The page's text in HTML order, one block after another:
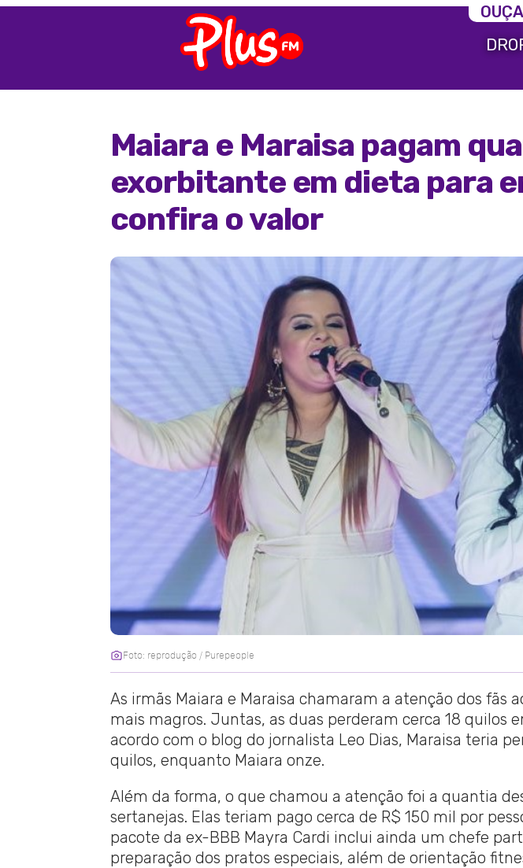
Maiara e Maraisa pagam
exorbitante em dieta para
confira o valor
Foto: reprodução / Purepeople
As irmãs Maiara e Maraisa chamaram a atenção dos fãs
mais magros. Juntas, as duas perderam cerca 18 quilos
acordo com o blog do jornalista Leo Dias, Maraisa teria
quilos, enquanto Maiara onze.
Além da forma, o que chamou a atenção foi a quantia
sertanejas. Elas teriam pago cerca de R$ 150 mil por
pacote da ex-BBB Mayra Cardi inclui ainda um chefe
preparação dos pratos especiais, além de orientação